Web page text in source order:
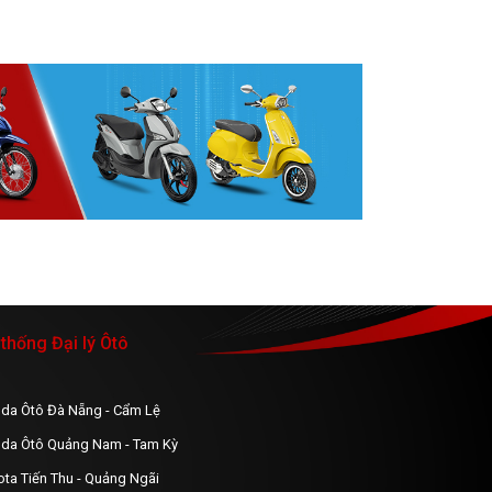
Đại lý Ôtô
Ôtô Đà Nẵng - Cẩm Lệ
Ôtô Quảng Nam - Tam Kỳ
Tiến Thu - Quảng Ngãi